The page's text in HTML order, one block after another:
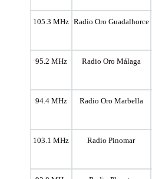
105.3 MHz Radio Oro Guadalhorce
95.2 MHz Radio Oro Málaga
94.4 MHz Radio Oro Marbella
103.1 MHz Radio Pinomar